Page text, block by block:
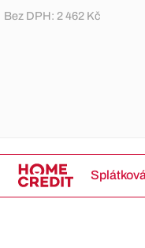
Bez DPH: 2 462 Kč